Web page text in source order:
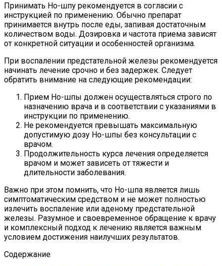
Принимать Но-шпу рекомендуется в согласии с
инструкцией по применению. Обычно препарат
принимается внутрь после еды, запивая достаточным
количеством воды. Дозировка и частота приема зависят
от конкретной ситуации и особенностей организма.
При воспалении предстательной железы рекомендуется
начинать лечение срочно и без задержек. Следует
обратить внимание на следующие рекомендации:
Прием Но-шпы должен осуществляться строго по
назначению врача и в соответствии с указаниями в
инструкции по применению.
Не рекомендуется превышать максимальную
допустимую дозу Но-шпы без консультации с
врачом.
Продолжительность курса лечения определяется
врачом и может зависеть от тяжести и
длительности заболевания.
Важно при этом помнить, что Но-шпа является лишь
симптоматическим средством и не может полностью
излечить воспаление или аденому предстательной
железы. Разумное и своевременное обращение к врачу
и комплексный подход к лечению является важным
условием достижения наилучших результатов.
Содержание